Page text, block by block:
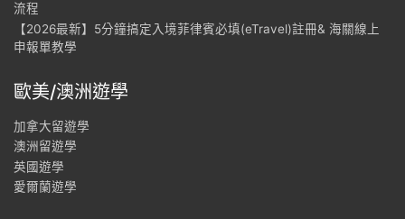
流程
【2026最新】5分鐘搞定入境菲律賓必填(eTravel)註冊& 海關線上
申報單教學
歐美/澳洲遊學
加拿大留遊學
澳洲留遊學
英國遊學
愛爾蘭遊學